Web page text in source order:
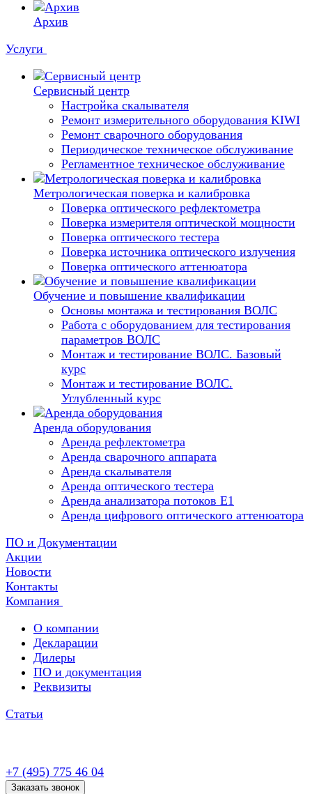
Архив
Услуги
Сервисный центр
Настройка скалывателя
Ремонт измерительного оборудования KIWI
Ремонт сварочного оборудования
Периодическое техническое обслуживание
Регламентное техническое обслуживание
Метрологическая поверка и калибровка
Поверка оптического рефлектометра
Поверка измерителя оптической мощности
Поверка оптического тестера
Поверка источника оптического излучения
Поверка оптического аттенюатора
Обучение и повышение квалификации
Основы монтажа и тестирования ВОЛС
Работа с оборудованием для тестирования
параметров ВОЛС
Монтаж и тестирование ВОЛС. Базовый
курс
Монтаж и тестирование ВОЛС.
Углубленный курс
Аренда оборудования
Аренда рефлектометра
Аренда сварочного аппарата
Аренда скалывателя
Аренда оптического тестера
Аренда анализатора потоков Е1
Аренда цифрового оптического аттенюатора
ПО и Документации
Акции
Новости
Контакты
Компания
О компании
Декларации
Дилеры
ПО и документация
Реквизиты
Статьи
+7 (495) 775 46 04
Заказать звонок